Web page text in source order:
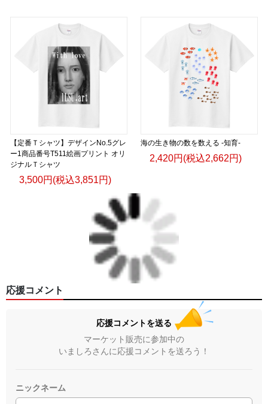
【定番Ｔシャツ】デザインNo.5グレ
ー1商品番号T511絵画プリント オリ
ジナルＴシャツ
3,500円(税込3,851円)
海の生き物の数を数える -知育-
2,420円(税込2,662円)
応援コメント
応援コメントを送る
マーケット販売に参加中の
いましろさんに応援コメントを送ろう！
ニックネーム